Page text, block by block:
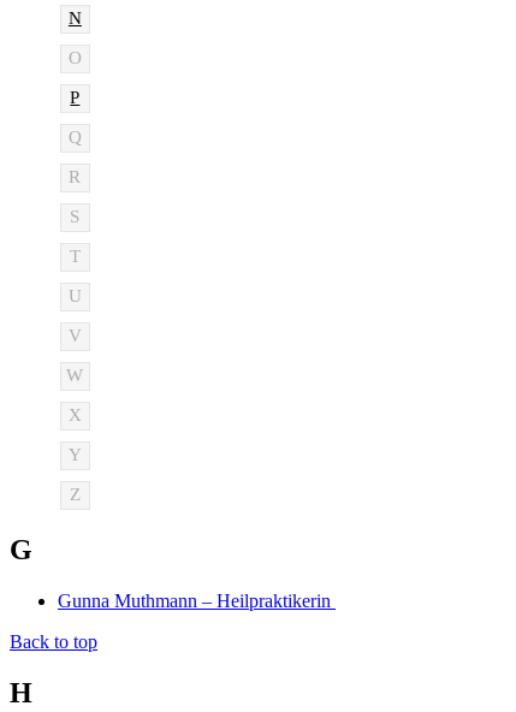
N
O
P
Q
R
S
T
U
V
W
X
Y
Z
G
Gunna Muthmann – Heilpraktikerin
Back to top
H